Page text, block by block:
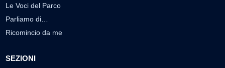
Le Voci del Parco
Parliamo di…
Ricomincio da me
SEZIONI